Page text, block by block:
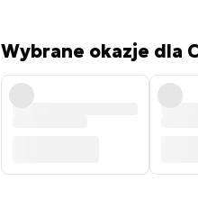
Wybrane okazje dla